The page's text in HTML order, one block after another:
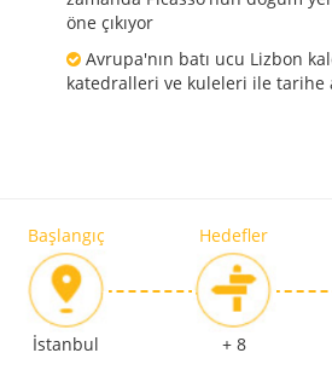
öne çıkıyor
Avrupa'nın batı ucu Lizbon
katedralleri ve kuleleri ile tarihe
Başlangıç
İstanbul
Hedefler
+ 8